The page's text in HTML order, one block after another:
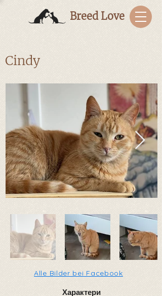
Breed Love
Cindy
Alle Bilder bei Facebook
Характери